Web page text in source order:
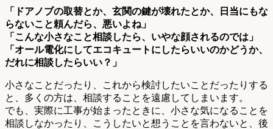
「ドアノブの取替とか、玄関の鍵が壊れたとか、日当にもな
らないこと頼んだら、悪いよね」
「こんな小さなこと相談したら、いやな顔されるのでは」
「オール電化にしてエコキュートにしたらいいのかどうか、
だれに相談したらいい？」
小さなことだったり、これから検討したいことだったりする
と、多くの方は、相談することを遠慮してしまいます。
でも、実際に工事が始まったときに、小さな気になることを
相談しなかったり、こうしたいと想うことを言わないと、後